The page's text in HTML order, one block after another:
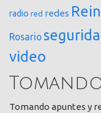
radio red redes
Rosario
video
Tomando apuntes y